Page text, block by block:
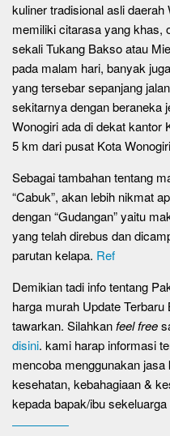
kuliner tradisional asli
memiliki citarasa yang khas,
sekali Tukang Bakso atau
pada malam hari, banyak
yang tersebar sepanjang
sekitarnya dengan beraneka
Wonogiri ada di dekat kantor
5 km dari pusat Kota
Sebagai tambahan tentang
“Cabuk”, akan lebih nikmat
dengan “Gudangan” yaitu
yang telah direbus dan
parutan kelapa. Ref
Demikian tadi info tentang
harga murah Update
tawarkan. Silahkanfeel free
disini. kami harap informasi
mencoba menggunakan
kesehatan, kebahagiaan &
kepada bapak/ibu